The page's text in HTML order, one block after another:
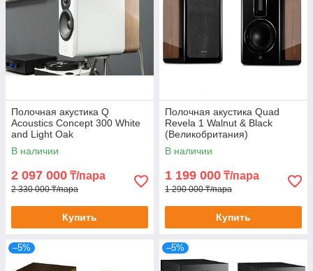
Полочная акустика Q
Acoustics Concept 300 White
and Light Oak
В наличии
2 097 000 ₸/пара
2 330 000 ₸/пара
Купить
Полочная акустика Quad
Revela 1 Walnut & Black
(Великобритания)
В наличии
1 199 000 ₸/пара
1 290 000 ₸/пара
Купить
–5% –5%